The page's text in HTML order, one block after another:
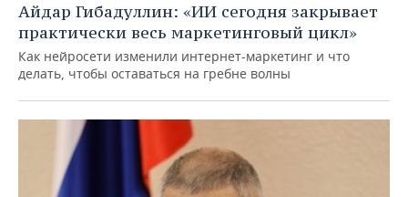
Айдар Гибадуллин: «ИИ сегодня закрывает
практически весь маркетинговый цикл»
Как нейросети изменили интернет-маркетинг и что
делать, чтобы оставаться на гребне волны